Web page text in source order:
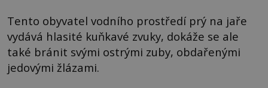
Tento obyvatel vodního prostředí prý na jaře
vydává hlasité kuňkavé zvuky, dokáže se ale
také bránit svými ostrými zuby, obdařenými
jedovými žlázami.